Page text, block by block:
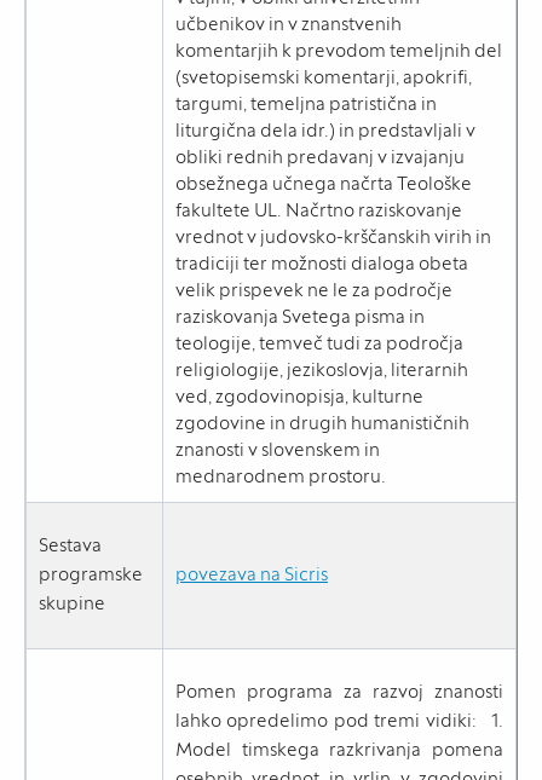
učbenikov in v znanstvenih
komentarjih k prevodom temeljnih del
(svetopisemski komentarji, apokrifi,
targumi, temeljna patristična in
liturgična dela idr.) in predstavljali v
obliki rednih predavanj v izvajanju
obsežnega učnega načrta Teološke
fakultete UL. Načrtno raziskovanje
vrednot v judovsko-krščanskih virih in
tradiciji ter možnosti dialoga obeta
velik prispevek ne le za področje
raziskovanja Svetega pisma in
teologije, temveč tudi za področja
religiologije, jezikoslovja, literarnih
ved, zgodovinopisja, kulturne
zgodovine in drugih humanističnih
znanosti v slovenskem in
mednarodnem prostoru.
Sestava
programske
skupine
povezava na Sicris
Pomen programa za razvoj znanosti
lahko opredelimo pod tremi vidiki: 1.
Model timskega razkrivanja pomena